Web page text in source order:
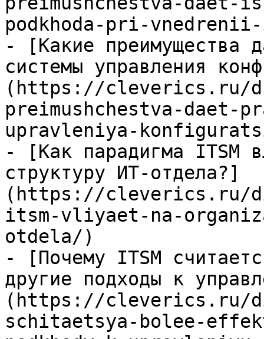
podkhoda-pri-
- [Какие преимущества
системы управления
(https://cleverics.ru/
preimushchestva-daet-
upravleniya-
- [Как парадигма ITSM
структуру ИТ-отдела?]
(https://cleverics.ru/
itsm-vliyaet-na-
otdela/)
- [Почему ITSM
другие подходы к
(https://cleverics.ru/
schitaetsya-bolee-